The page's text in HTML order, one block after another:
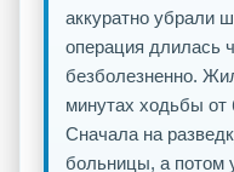
аккуратно убрали
операция длилась
безболезненно.
минутах ходьбы от
Сначала на
больницы, а